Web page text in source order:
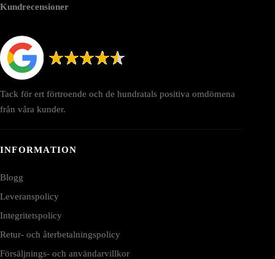
Kundrecensioner
Tack för ert förtroende och de hundratals positiva omdömena
från våra kunder.
INFORMATION
Blogg
Leveranspolicy
Integritetspolicy
Retur- och återbetalningspolicy
Försäljnings- och användarvillkor